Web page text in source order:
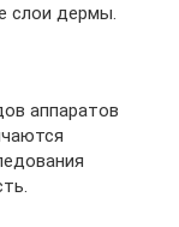
слои дермы.
аппаратов